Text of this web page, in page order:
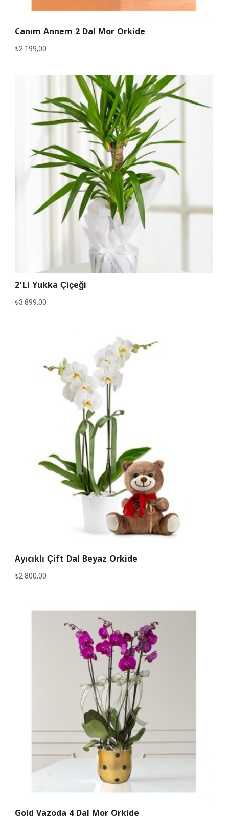
Canım Annem 2 Dal Mor Orkide
₺2.199,00
2’li Yukka Çiçeği
₺3.899,00
Ayıcıklı Çift Dal Beyaz Orkide
₺2.800,00
Gold Vazoda 4 Dal Mor Orkide